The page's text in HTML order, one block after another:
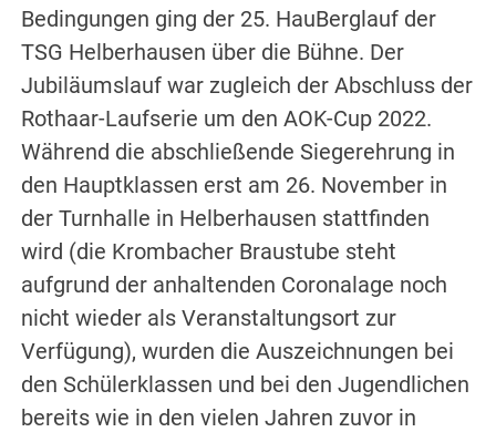
Bedingungen ging der 25. HauBerglauf der
TSG Helberhausen über die Bühne. Der
Jubiläumslauf war zugleich der Abschluss der
Rothaar-Laufserie um den AOK-Cup 2022.
Während die abschließende Siegerehrung in
den Hauptklassen erst am 26. November in
der Turnhalle in Helberhausen stattfinden
wird (die Krombacher Braustube steht
aufgrund der anhaltenden Coronalage noch
nicht wieder als Veranstaltungsort zur
Verfügung), wurden die Auszeichnungen bei
den Schülerklassen und bei den Jugendlichen
bereits wie in den vielen Jahren zuvor in